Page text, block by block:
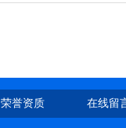
荣誉资质 在线留